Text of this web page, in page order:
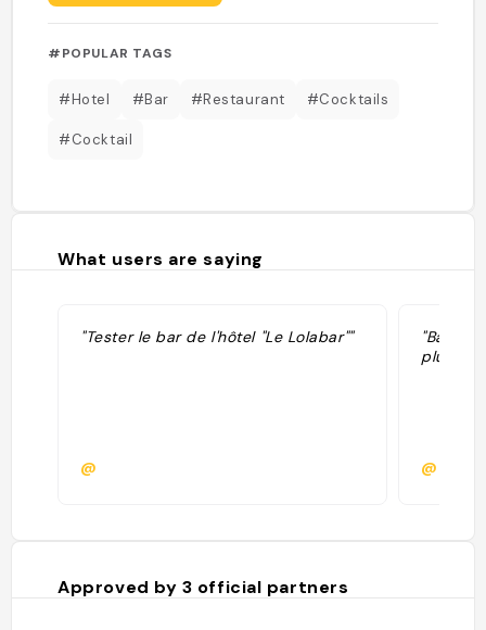
#POPULAR TAGS
#Hotel #Bar #Restaurant #Cocktails
#Cocktail
What users are saying
"Tester le bar de l'hôtel "Le Lolabar""
@
"Bar
plutôt
@
Approved by 3 official partners